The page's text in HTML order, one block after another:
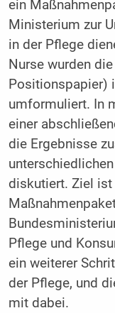
ein
Ministerium zur
in der Pflege
Nurse wurden
Positionspapier)
umformuliert. In
einer
die Ergebnisse
diskutiert. Ziel
Pflege und
ein weiterer
der Pflege, und
mit dabei.